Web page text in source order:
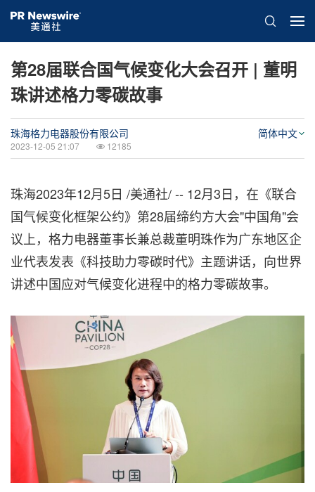
第28届联合国气候变化大会召开 | 董明
珠讲述格力零碳故事
珠海格力电器股份有限公司
2023-12-05 21:07 12185
简体中文
珠海2023年12月5日 /美通社/ -- 12月3日，在《联合
国气候变化框架公约》第28届缔约方大会"中国角"会
议上，格力电器董事长兼总裁董明珠作为广东地区企
业代表发表《科技助力零碳时代》主题讲话，向世界
讲述中国应对气候变化进程中的格力零碳故事。